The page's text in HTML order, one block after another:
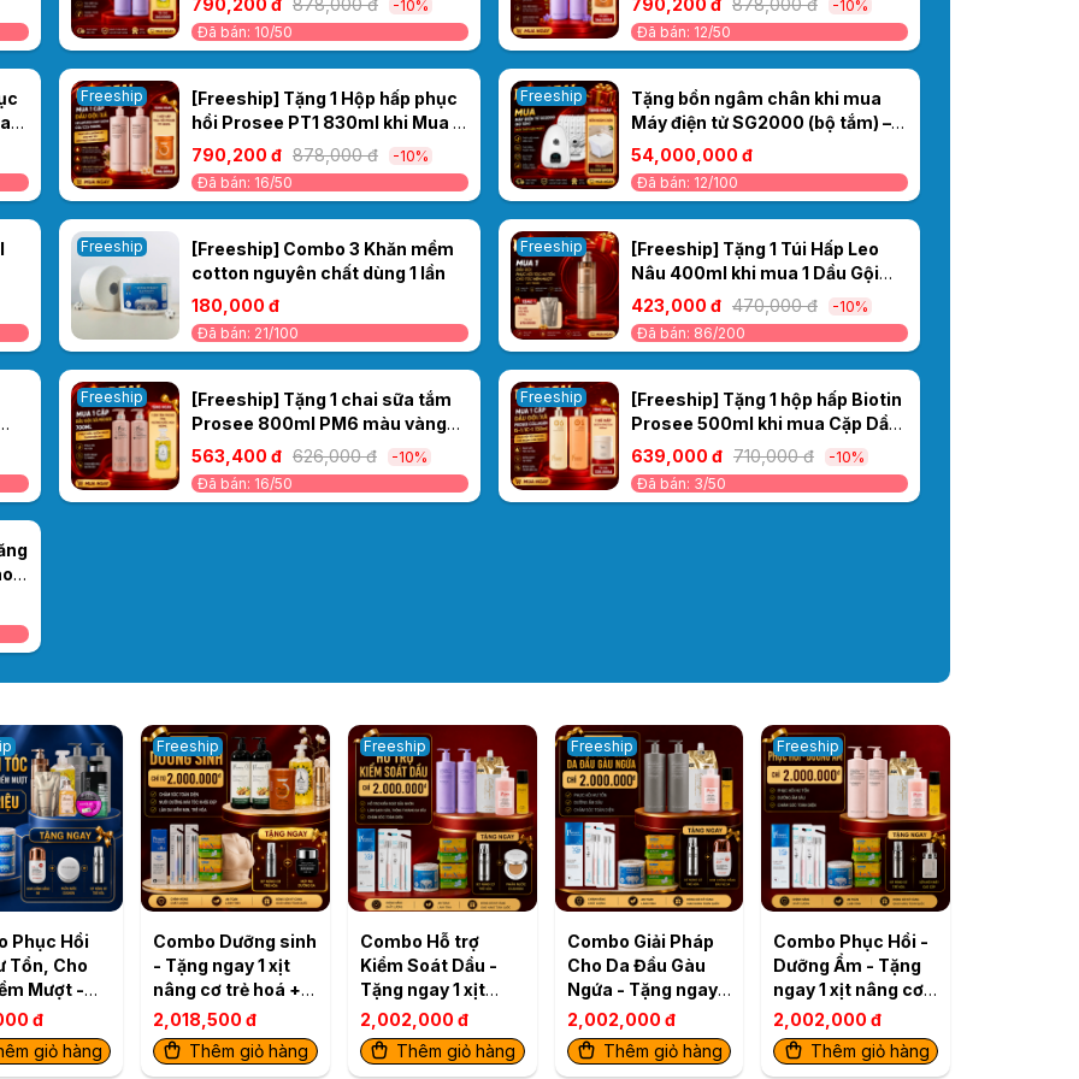
Cao Cấp Collagen Ceylanpuree
Luxury Aroma CS4/CC4 1000ml
– Kiểm Soát Dầu
790,200 đ 878,000 đ
-10%
Đã bán: 10/50
Collagen Ceylanpuree Luxury
Aroma CS4/CC4 1000ml – Kiểm
Soát Dầu
790,200 đ 878,000 đ
-10%
Đã bán: 12/50
Freeship
[Freeship] Tặng 1 Hộp hấp phục
hồi Prosee PT1 830ml khi Mua 1
Cặp Dầu Gội/Xả Ceylanpuree
Luxury Aroma 1000ml CS6/CC6
– Phục Hồi & Dưỡng Ẩm Cho Mái
Tóc Mềm Mượt Chuẩn Salon
790,200 đ 878,000 đ
-10%
Đã bán: 16/50
Freeship
Tặng bồn ngâm chân khi mua
Máy điện tử SG2000 (bộ tắm) –
Máy Thủy Liệu Pháp
54,000,000 đ
Đã bán: 12/100
Freeship
[Freeship] Combo 3 Khăn mềm
cotton nguyên chất dùng 1 lần
180,000 đ
Đã bán: 21/100
Freeship
[Freeship] Tặng 1 Túi Hấp Leo
Nâu 400ml khi mua 1 Dầu Gội
Leo Nâu Cao Cấp 750ml – Phục
Hồi Tóc Hư Tổn, Cho Tóc Mềm
Mượt
423,000 đ 470,000 đ
-10%
Đã bán: 86/200
Freeship
[Freeship] Tặng 1 chai sữa tắm
Prosee 800ml PM6 màu vàng
khi mua 1 Cặp dầu gội xả Sakura
Prosee PS3/PC3 700ml - Phục
hồi, suôn mượt thơm bền mùi.
563,400 đ 626,000 đ
-10%
Đã bán: 16/50
Freeship
[Freeship] Tặng 1 hộp hấp Biotin
Prosee 500ml khi mua Cặp Dầu
Gội Xả Prosee Collagen IS-1/IC-
1 730ml – Phục Hồi Tóc Khô Xơ,
Chẻ Ngọn & Gãy Rụng
639,000 đ 710,000 đ
-10%
Đã bán: 3/50
Phục Hồi
Tổn, Cho
Mượt -
1 kem
BB + 1
nước
đ
giỏ hàng
Freeship
Combo Dưỡng sinh
- Tặng ngay 1 xịt
nâng cơ trẻ hoá + 1
Mặt Nạ
2,018,500 đ
Thêm giỏ hàng
Freeship
Combo Hỗ trợ
Kiểm Soát Dầu -
Tặng ngay 1 xịt
nâng cơ trẻ hoá + 1
Cushion
2,002,000 đ
Thêm giỏ hàng
Freeship
Combo Giải Pháp
Cho Da Đầu Gàu
Ngứa - Tặng ngay 1
xịt nâng cơ trẻ hoá
+ 1 kem chống
nắng
2,002,000 đ
Thêm giỏ hàng
Freeship
Combo Phục Hồi -
Dưỡng Ẩm - Tặng
ngay 1 xịt nâng cơ
trẻ hoá + 1 sữa rửa
mặt
2,002,000 đ
Thêm giỏ hàng